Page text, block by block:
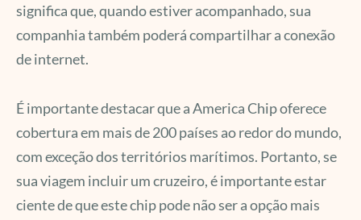
significa que, quando estiver acompanhado, sua
companhia também poderá compartilhar a conexão
de internet.
É importante destacar que a America Chip oferece
cobertura em mais de 200 países ao redor do mundo,
com exceção dos territórios marítimos. Portanto, se
sua viagem incluir um cruzeiro, é importante estar
ciente de que este chip pode não ser a opção mais